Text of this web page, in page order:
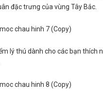
đặc trưng của vùng Tây Bắc.
lý thú dành cho các bạn